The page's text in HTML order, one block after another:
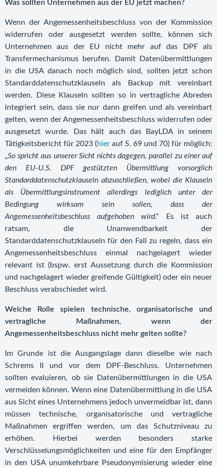
Was sollten Unternehmen aus der EU jetzt machen?
Wenn der Angemessenheitsbeschluss von der Kommission
widerrufen oder ausgesetzt werden sollte, können sich
Unternehmen aus der EU nicht mehr auf das DPF als
Transfermechanismus berufen. Damit Datenübermittlungen
in die USA danach noch möglich sind, sollten jetzt schon
Standarddatenschutzklauseln als Backup mit vereinbart
werden. Diese Klauseln sollten so in vertragliche Abreden
integriert sein, dass sie nur dann greifen und als vereinbart
gelten, wenn der Angemessenheitsbeschluss widerrufen oder
ausgesetzt wurde. Das hält auch das BayLDA in seinem
Tätigkeitsbericht für 2023 (hier auf S. 69 und 70) für möglich:
„So spricht aus unserer Sicht nichts dagegen, parallel zu einer auf
den EU-U.S. DPF gestützten Übermittlung vorsorglich
Standarddatenschutzklauseln abzuschließen, wobei die Klauseln
als Übermittlungsinstrument allerdings lediglich unter der
Bedingung wirksam sein sollen, dass der
Angemessenheitsbeschluss aufgehoben wird.“ Es ist auch
ratsam, die Unanwendbarkeit der
Standarddatenschutzklauseln für den Fall zu regeln, dass ein
Angemessenheitsbeschluss einmal nachgelagert wieder
relevant ist (bspw. erst Aussetzung durch die Kommission
und nachgelagert wieder greifende Gültigkeit) oder ein neuer
Beschluss verabschiedet wird.
Welche Rolle spielen technische, organisatorische und
vertragliche Maßnahmen, wenn der
Angemessenheitsbeschluss nicht mehr gelten sollte?
Im Grunde ist die Ausgangslage dann dieselbe wie nach
Schrems II und vor dem DPF-Beschluss. Unternehmen
sollten evaluieren, ob sie Datenübermittlungen in die USA
vermeiden können. Wenn eine Datenübermittlung in die USA
aus Sicht eines Unternehmens jedoch unvermeidbar ist, dann
müssen technische, organisatorische und vertragliche
Maßnahmen ergriffen werden, um das Schutzniveau zu
erhöhen. Hierbei werden besonders starke
Verschlüsselungsmöglichkeiten und eine für den Empfänger
in den USA unumkehrbare Pseudonymisierung wieder eine